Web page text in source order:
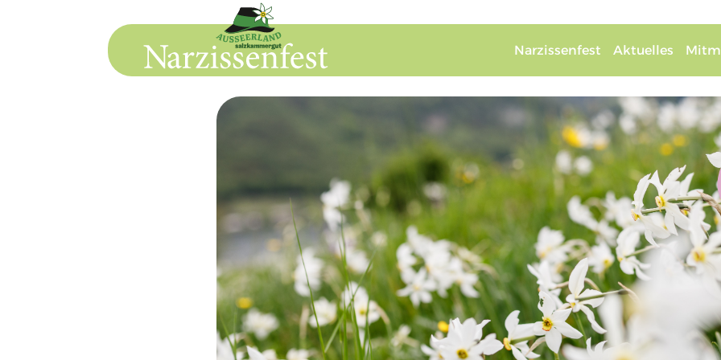
Narzissenfest Aktuelles